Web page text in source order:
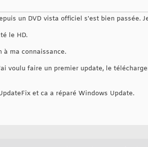
un DVD vista officiel s'est bien passée.
le HD.
à ma connaissance.
voulu faire un premier update, le
et ca a réparé Windows Update.